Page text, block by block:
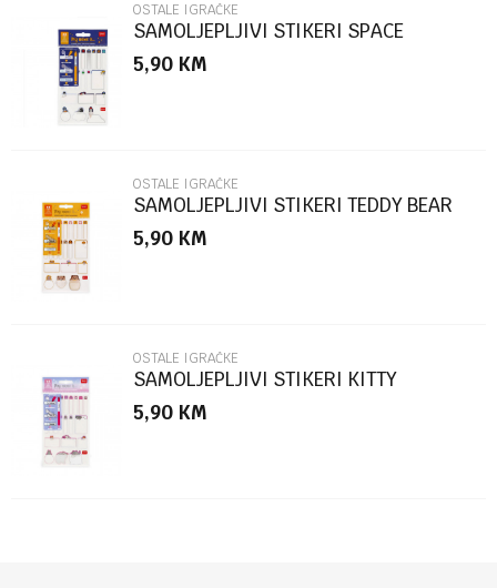
Poruka
POŠALJI
OSTALE IGRAČKE
SAMOLJEPLJIVI STIKERI SPACE
STK0003
5,90 KM
OSTALE IGRAČKE
SAMOLJEPLJIVI STIKERI TEDDY BEAR
STK0002
5,90 KM
OSTALE IGRAČKE
SAMOLJEPLJIVI STIKERI KITTY
STK0001
5,90 KM